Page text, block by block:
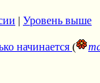
| Уровень выше
начинается (